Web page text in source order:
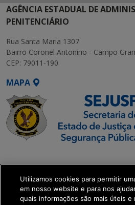
AGÊNCIA ESTADUAL DE
PENITENCIÁRIO
Rua Santa Maria 1307
Bairro Coronel Antonino - Campo
CEP: 79011-190
MAPA
Executiva de
Transformação Digital
Utilizamos cookies para permitir
em nosso website e para nos
quais informações são mais úteis e